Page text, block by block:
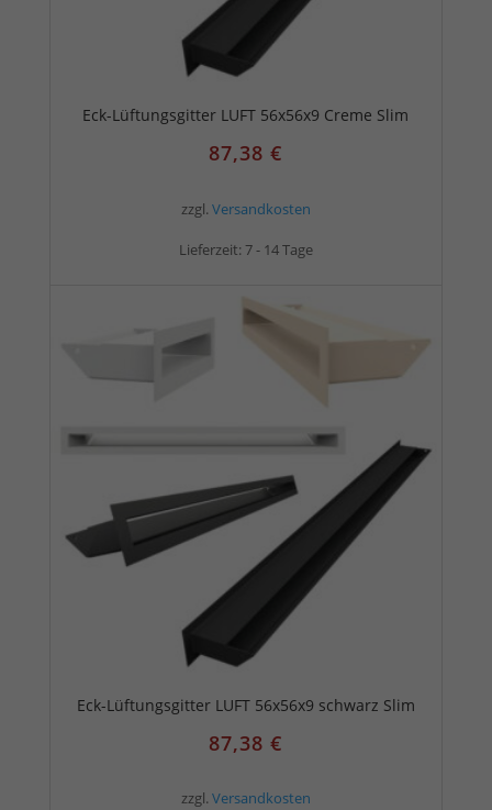
Eck-Lüftungsgitter LUFT 56x56x9 Creme Slim
87,38€
zzgl. Versandkosten
Lieferzeit: 7 - 14 Tage
Eck-Lüftungsgitter LUFT 56x56x9 schwarz Slim
87,38€
zzgl. Versandkosten